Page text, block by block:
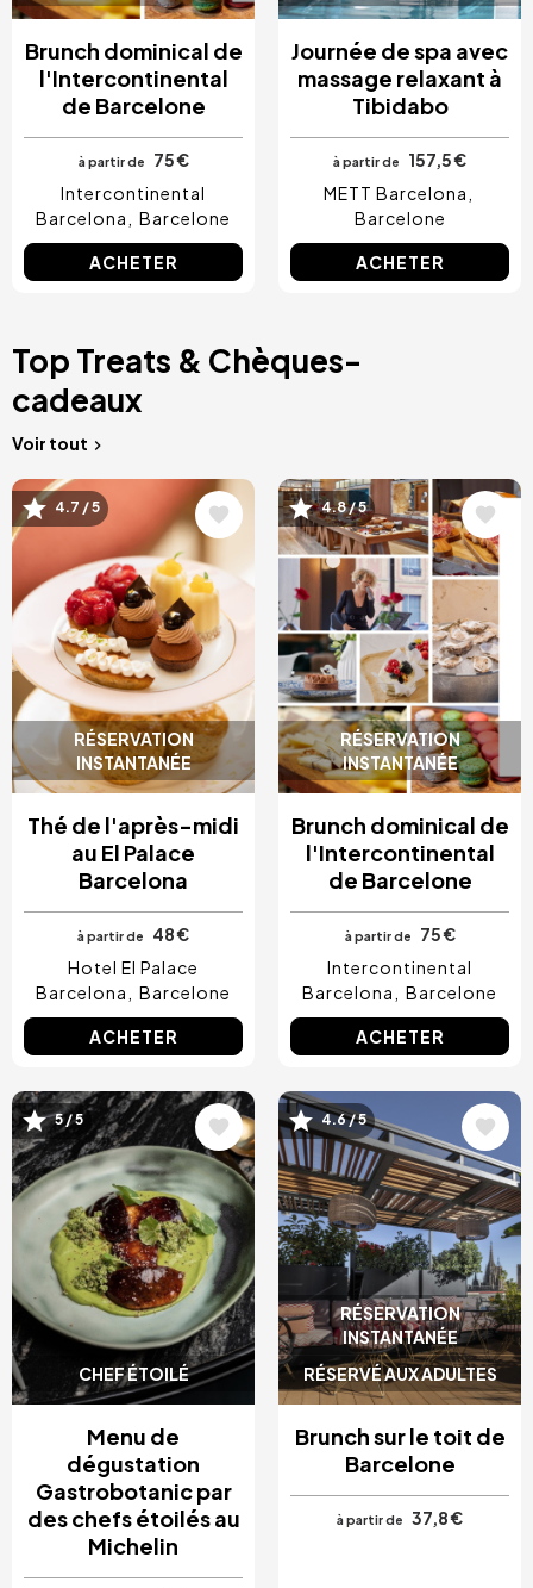
Brunch dominical de
l'Intercontinental
de Barcelone
à partir de
75 €
Intercontinental
Barcelona
Barcelone
ACHETER
Journée de spa avec
massage relaxant à
Tibidabo
à partir de
157,5 €
METT Barcelona
Barcelone
ACHETER
Top Treats & Chèques-
cadeaux
Voir tout
RÉSERVATION
INSTANTANÉE
Image
4.7 / 5
Thé de l'après-midi
au El Palace
Barcelona
à partir de
48 €
Hotel El Palace
Barcelona
Barcelone
ACHETER
RÉSERVATION
INSTANTANÉE
Image
4.8 / 5
Brunch dominical de
l'Intercontinental
de Barcelone
à partir de
75 €
Intercontinental
Barcelona
Barcelone
ACHETER
CHEF ÉTOILÉ
Image
5 / 5
Menu de
dégustation
Gastrobotanic par
des chefs étoilés au
Michelin
RÉSERVATION
INSTANTANÉE
RÉSERVÉ AUX ADULTES
Image
4.6 / 5
Brunch sur le toit de
Barcelone
à partir de 37,8 €